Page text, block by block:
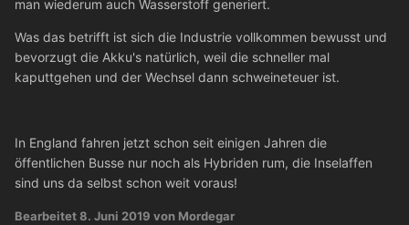
man wiederum auch Wasserstoff generiert.
Was das betrifft ist sich die Industrie vollkommen bewusst und
bevorzugt die Akku's natürlich, weil die schneller mal
kaputtgehen und der Wechsel dann schweineteuer ist.
In England fahren jetzt schon seit einigen Jahren die
öffentlichen Busse nur noch als Hybriden rum, die Inselaffen
sind uns da selbst schon weit voraus!
Bearbeitet8. Juni 2019 von Mordegar